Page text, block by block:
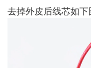
去掉外皮后线芯如下